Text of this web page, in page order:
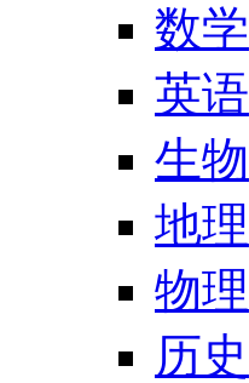
数学
英语
生物
地理
物理
历史